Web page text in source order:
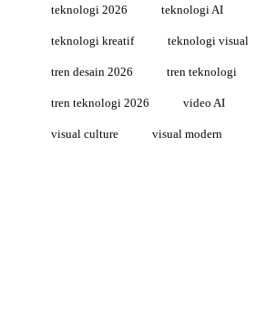
teknologi 2026 teknologi AI
teknologi kreatif teknologi visual
tren desain 2026 tren teknologi
tren teknologi 2026 video AI
visual culture visual modern